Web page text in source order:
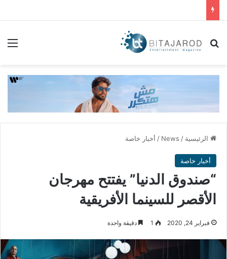
بحث عن
الرئيسية /
News
/ أخبار خاصة
أخبار خاصة
“صندوق الدنيا” يفتتح مهرجان
الأقصر للسينما الأفريقية
فبراير 24, 2020 1 دقيقة واحدة